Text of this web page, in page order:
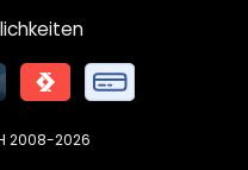
2008-2026